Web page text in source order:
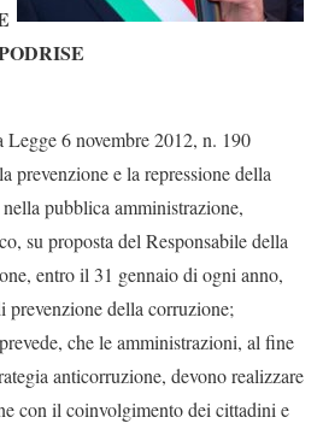
Legge 6 novembre 2012, n. 190
prevenzione e la repressione della
pubblica amministrazione,
su proposta del Responsabile della
entro il 31 gennaio di ogni anno,
prevenzione della corruzione;
che le amministrazioni, al fine
anticorruzione, devono realizzare
con il coinvolgimento dei cittadini e